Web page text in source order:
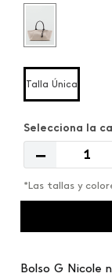
Talla Única
－
*Las tallas y
Bolso G Nicole